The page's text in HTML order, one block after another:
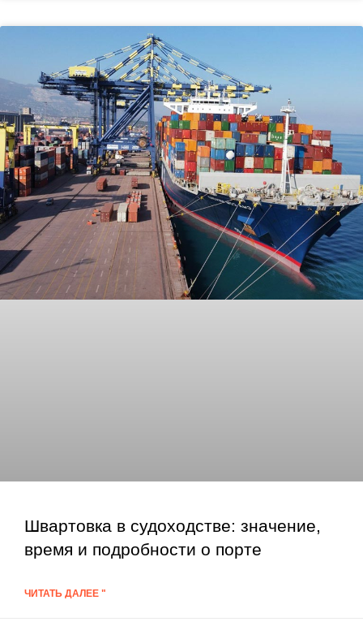
Швартовка в судоходстве: значение,
время и подробности о порте
ЧИТАТЬ ДАЛЕЕ "